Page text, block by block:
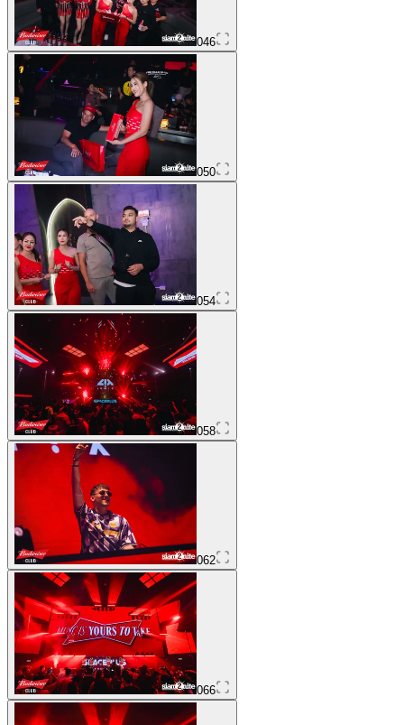
046
050
054
058
062
066